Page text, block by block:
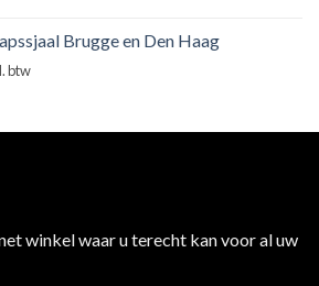
Brugge en Den Haag
btw
winkel waar u terecht kan voor al uw